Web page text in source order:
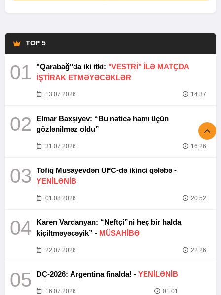
TOP 5
01 "Qarabağ"da iki itki: "VESTRİ" İLƏ MATÇDA
İŞTİRAK ETMƏYƏCƏKLƏR
13.07.2026 14:37
02
Elmar Baxşıyev: “Bu nəticə hamı üçün
gözlənilməz oldu”
31.07.2026 16:26
03
Tofiq Musayevdən UFC-də ikinci qələbə -
YENİLƏNİB
01.08.2026 20:52
04
Karen Vardanyan: “Neftçi”ni heç bir halda
kiçiltməyəcəyik” - MÜSAHİBƏ
22.07.2026 22:26
05 DÇ-2026: Argentina finalda! - YENİLƏNİB
16.07.2026 01:01